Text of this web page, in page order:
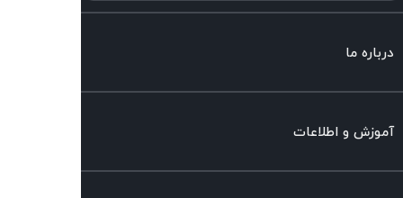
درباره ما
آموزش و اطلاعات